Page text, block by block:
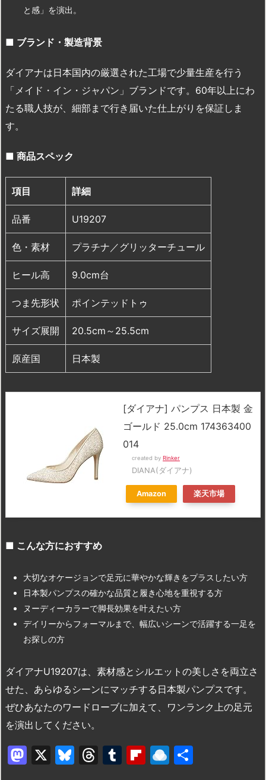
と感」を演出。
■ ブランド・製造背景
ダイアナは日本国内の厳選された工場で少量生産を行う
「メイド・イン・ジャパン」ブランドです。60年以上にわ
たる職人技が、細部まで行き届いた仕上がりを保証しま
す。
■ 商品スペック
項目 詳細
品番 U19207
色・素材 プラチナ／グリッターチュール
ヒール高 9.0cm台
つま先形状 ポインテッドトゥ
サイズ展開 20.5cm～25.5cm
原産国 日本製
[ダイアナ] パンプス 日本製 金
ゴールド 25.0cm 174363400
014
created by Rinker
DIANA(ダイアナ)
Amazon 楽天市場
■ こんな方におすすめ
大切なオケージョンで足元に華やかな輝きをプラスしたい方
日本製パンプスの確かな品質と履き心地を重視する方
ヌーディーカラーで脚長効果を叶えたい方
デイリーからフォーマルまで、幅広いシーンで活躍する一足を
お探しの方
ダイアナU19207は、素材感とシルエットの美しさを両立さ
せた、あらゆるシーンにマッチする日本製パンプスです。
ぜひあなたのワードローブに加えて、ワンランク上の足元
を演出してください。
M X
Bl
T
T
Fl R